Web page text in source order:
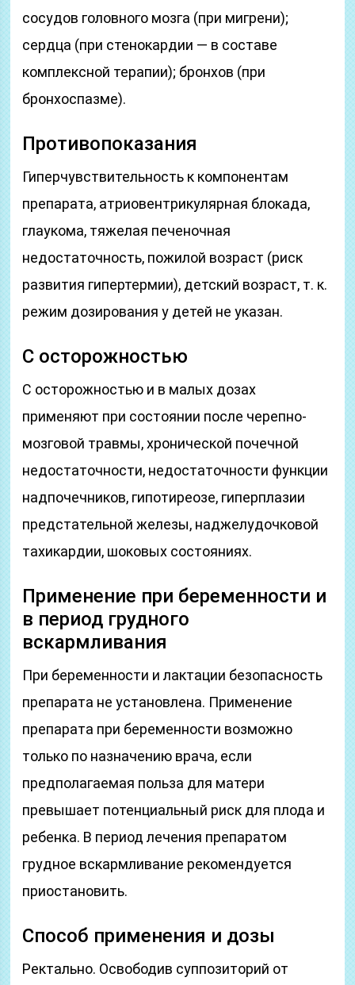
сосудов головного мозга (при мигрени);
сердца (при стенокардии — в составе
комплексной терапии); бронхов (при
бронхоспазме).
Противопоказания
Гиперчувствительность к компонентам
препарата, атриовентрикулярная блокада,
глаукома, тяжелая печеночная
недостаточность, пожилой возраст (риск
развития гипертермии), детский возраст, т. к.
режим дозирования у детей не указан.
С осторожностью
С осторожностью и в малых дозах
применяют при состоянии после черепно-
мозговой травмы, хронической почечной
недостаточности, недостаточности функции
надпочечников, гипотиреозе, гиперплазии
предстательной железы, наджелудочковой
тахикардии, шоковых состояниях.
Применение при беременности и
в период грудного
вскармливания
При беременности и лактации безопасность
препарата не установлена. Применение
препарата при беременности возможно
только по назначению врача, если
предполагаемая польза для матери
превышает потенциальный риск для плода и
ребенка. В период лечения препаратом
грудное вскармливание рекомендуется
приостановить.
Способ применения и дозы
Ректально. Освободив суппозиторий от